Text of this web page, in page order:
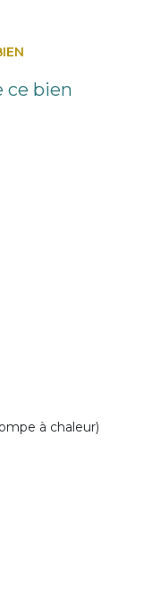
ce bien
à chaleur)